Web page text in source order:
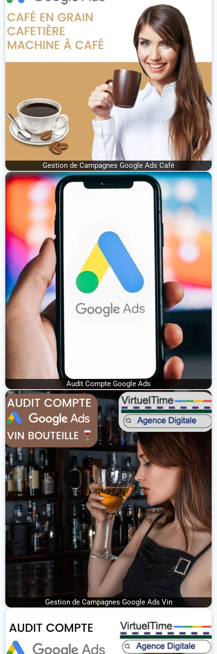
Gestion de Campagnes Google Ads Café
Audit Compte Google Ads
Gestion de Campagnes Google Ads Vin